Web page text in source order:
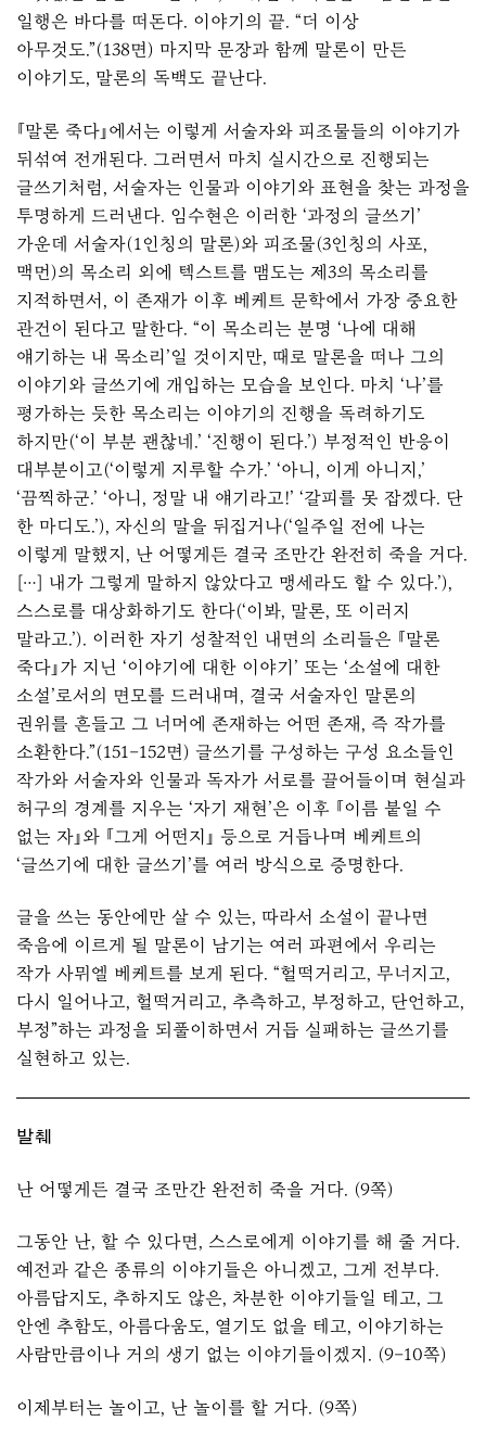
일행은 바다를 떠돈다. 이야기의 끝. “더 이상
아무것도.”(138면) 마지막 문장과 함께 말론이 만든
이야기도, 말론의 독백도 끝난다.
『말론 죽다』에서는 이렇게 서술자와 피조물들의 이야기가
뒤섞여 전개된다. 그러면서 마치 실시간으로 진행되는
글쓰기처럼, 서술자는 인물과 이야기와 표현을 찾는 과정을
투명하게 드러낸다. 임수현은 이러한 ‘과정의 글쓰기’
가운데 서술자(1인칭의 말론)와 피조물(3인칭의 사포,
맥먼)의 목소리 외에 텍스트를 맴도는 제3의 목소리를
지적하면서, 이 존재가 이후 베케트 문학에서 가장 중요한
관건이 된다고 말한다. “이 목소리는 분명 ‘나에 대해
얘기하는 내 목소리’일 것이지만, 때로 말론을 떠나 그의
이야기와 글쓰기에 개입하는 모습을 보인다. 마치 ‘나’를
평가하는 듯한 목소리는 이야기의 진행을 독려하기도
하지만(‘이 부분 괜찮네.’ ‘진행이 된다.’) 부정적인 반응이
대부분이고(‘이렇게 지루할 수가.’ ‘아니, 이게 아니지,’
‘끔찍하군.’ ‘아니, 정말 내 얘기라고!’ ‘갈피를 못 잡겠다. 단
한 마디도.’), 자신의 말을 뒤집거나(‘일주일 전에 나는
이렇게 말했지, 난 어떻게든 결국 조만간 완전히 죽을 거다.
[…] 내가 그렇게 말하지 않았다고 맹세라도 할 수 있다.’),
스스로를 대상화하기도 한다(‘이봐, 말론, 또 이러지
말라고.’). 이러한 자기 성찰적인 내면의 소리들은 『말론
죽다』가 지닌 ‘이야기에 대한 이야기’ 또는 ‘소설에 대한
소설’로서의 면모를 드러내며, 결국 서술자인 말론의
권위를 흔들고 그 너머에 존재하는 어떤 존재, 즉 작가를
소환한다.”(151–152면) 글쓰기를 구성하는 구성 요소들인
작가와 서술자와 인물과 독자가 서로를 끌어들이며 현실과
허구의 경계를 지우는 ‘자기 재현’은 이후 『이름 붙일 수
없는 자』와 『그게 어떤지』 등으로 거듭나며 베케트의
‘글쓰기에 대한 글쓰기’를 여러 방식으로 증명한다.
글을 쓰는 동안에만 살 수 있는, 따라서 소설이 끝나면
죽음에 이르게 될 말론이 남기는 여러 파편에서 우리는
작가 사뮈엘 베케트를 보게 된다. “헐떡거리고, 무너지고,
다시 일어나고, 헐떡거리고, 추측하고, 부정하고, 단언하고,
부정”하는 과정을 되풀이하면서 거듭 실패하는 글쓰기를
실현하고 있는.
발췌
난 어떻게든 결국 조만간 완전히 죽을 거다. (9쪽)
그동안 난, 할 수 있다면, 스스로에게 이야기를 해 줄 거다.
예전과 같은 종류의 이야기들은 아니겠고, 그게 전부다.
아름답지도, 추하지도 않은, 차분한 이야기들일 테고, 그
안엔 추함도, 아름다움도, 열기도 없을 테고, 이야기하는
사람만큼이나 거의 생기 없는 이야기들이겠지. (9–10쪽)
이제부터는 놀이고, 난 놀이를 할 거다. (9쪽)